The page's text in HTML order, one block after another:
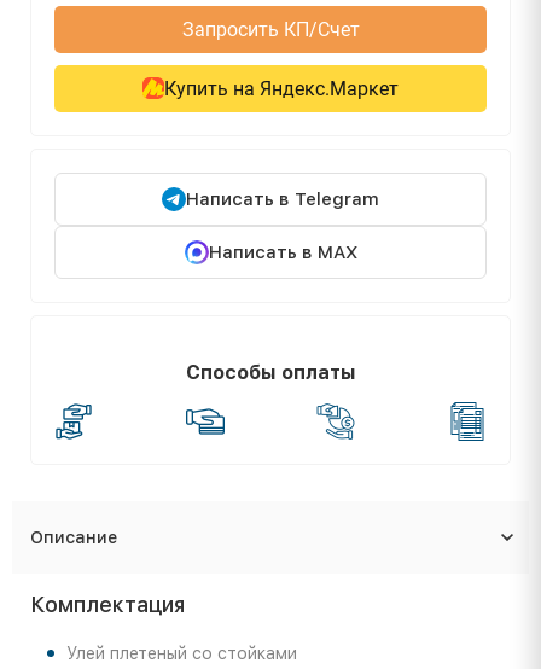
Запросить КП/Счет
Купить на Яндекс.Маркет
Написать в Telegram
Написать в MAX
Способы оплаты
Описание
Комплектация
Улей плетеный со стойками